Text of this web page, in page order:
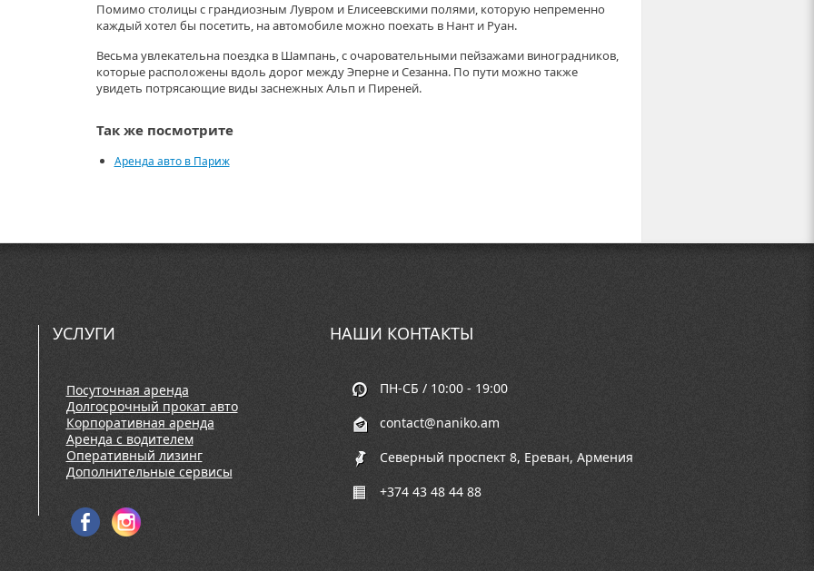
Помимо столицы с грандиозным Лувром и Елисеевскими полями, которую непременно
каждый хотел бы посетить, на автомобиле можно поехать в Нант и Руан.
Весьма увлекательна поездка в Шампань, с очаровательными пейзажами виноградников,
которые расположены вдоль дорог между Эперне и Сезанна. По пути можно также
увидеть потрясающие виды заснежных Альп и Пиреней.
Так же посмотрите
Аренда авто в Париж
УСЛУГИ
Посуточная аренда
Долгосрочный прокат авто
Корпоративная аренда
Аренда с водителем
Оперативный лизинг
Дополнительные сервисы
НАШИ КОНТАКТЫ
ПН-СБ / 10:00 - 19:00
contact@naniko.am
Северный проспект 8, Ереван, Армения
+374 43 48 44 88